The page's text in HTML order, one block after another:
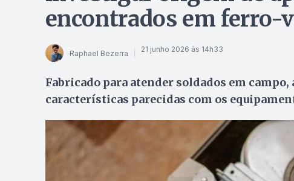
encontrados em ferro-
Raphael Bezerra 21 junho 2026 às 14h33
Fabricado para atender soldados em
características parecidas com os